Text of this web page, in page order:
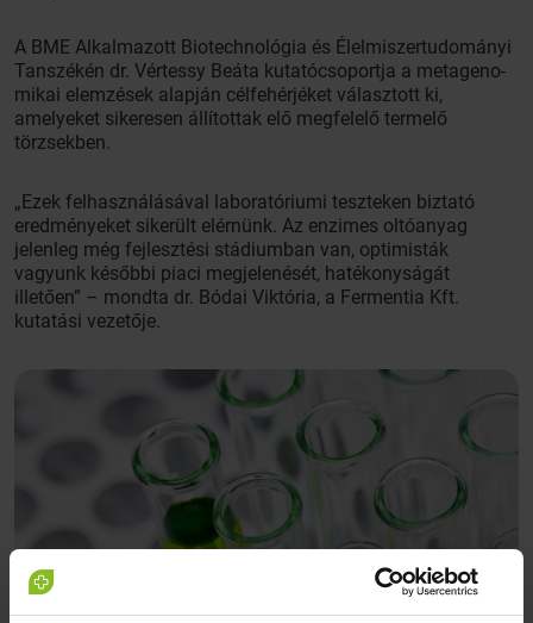
A BME Alkalmazott Biotechnológia és Élelmiszertudományi
Tanszékén dr. Vértessy Beáta kutatócsoportja a meta­geno­
mi­kai elemzések alapján cél­fehér­jé­ket választott ki,
amelyeket sikeresen állítottak elő megfelelő termelő
törzsekben.
„Ezek felhasználásával laboratóriumi teszteken biztató
eredményeket sikerült elérnünk. Az enzimes oltóanyag
jelenleg még fejlesztési stádiumban van, optimisták
vagyunk későbbi piaci megjelenését, hatékonyságát
illetően” – mondta dr. Bódai Viktória, a Fermentia Kft.
kutatási vezetője.